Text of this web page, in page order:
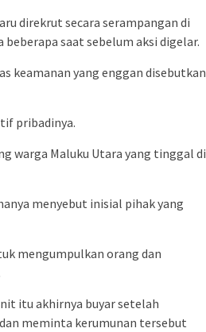
direkrut secara serampangan di
beberapa saat sebelum aksi digelar.
keamanan yang enggan disebutkan
pribadinya.
warga Maluku Utara yang tinggal di
menyebut inisial pihak yang
mengumpulkan orang dan
itu akhirnya buyar setelah
meminta kerumunan tersebut